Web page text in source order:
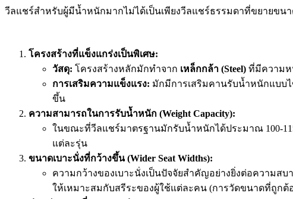
วีลแชร์สำหรับผู้มีน้ำหนักมากไม่ได้เป็นเพียงวีลแชร์ธรรมดาที่ขยายข
โครงสร้างที่แข็งแกร่งเป็นพิเศษ:
วัสดุ: โครงสร้างหลักมักทำจาก เหล็กกล้า (Steel) ที่มีความห
การเสริมความแข็งแรง: มักมีการเสริมคานรับน้ำหนักแบบไ
ขึ้น
ความสามารถในการรับน้ำหนัก (Weight Capacity):
ในขณะที่วีลแชร์มาตรฐานมักรับน้ำหนักได้ประมาณ 100-
แต่ละรุ่น
ขนาดเบาะนั่งที่กว้างขึ้น (Wider Seat Widths):
ความกว้างของเบาะนั่งเป็นปัจจัยสำคัญอย่างยิ่งต่อความสบ
ให้เหมาะสมกับสรีระของผู้ใช้แต่ละคน (การวัดขนาดที่ถูก